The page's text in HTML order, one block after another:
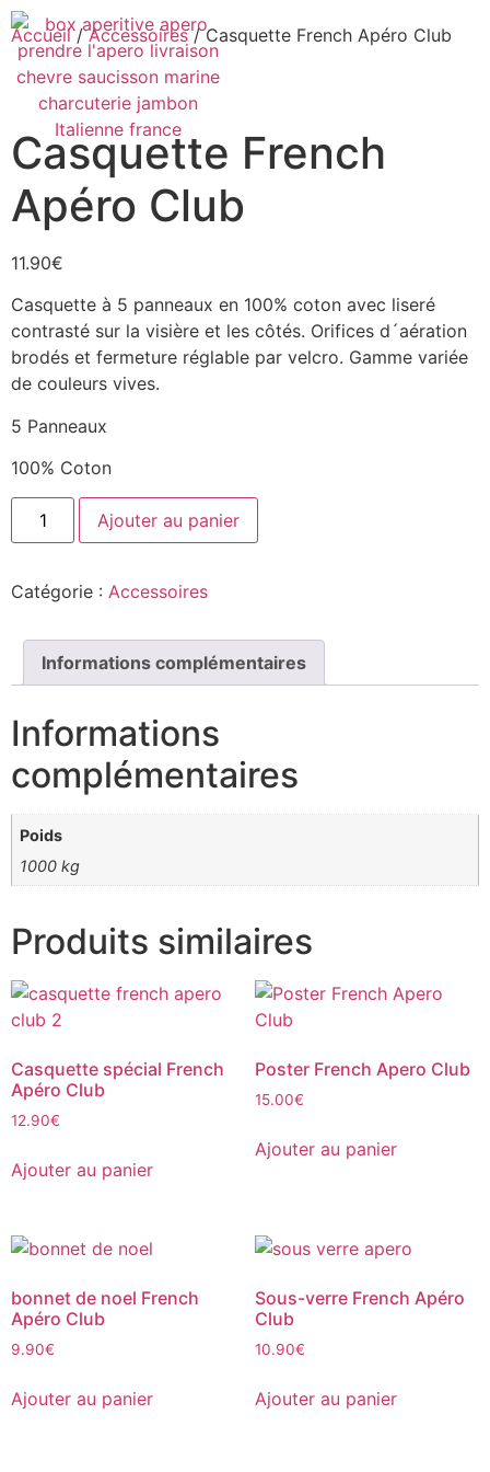
Accueil/Accessoires/ Casquette French Apéro Club
Casquette French
Apéro Club
11.90€
Casquette à 5 panneaux en 100% coton avec liseré
contrasté sur la visière et les côtés. Orifices d´aération
brodés et fermeture réglable par velcro. Gamme variée
de couleurs vives.
5 Panneaux
100% Coton
Ajouter au panier
Catégorie : Accessoires
Informations complémentaires
Informations
complémentaires
Poids
1000 kg
Produits similaires
Casquette spécial French
Apéro Club
12.90€
Ajouter au panier
Poster French Apero Club
15.00€
Ajouter au panier
bonnet de noel French
Apéro Club
9.90€
Ajouter au panier
Sous-verre French Apéro
Club
10.90€
Ajouter au panier